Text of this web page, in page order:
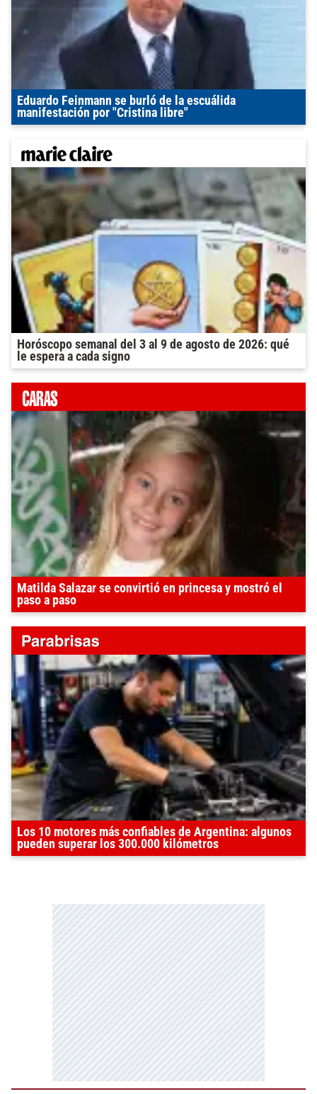
Eduardo Feinmann se burló de la escuálida
manifestación por "Cristina libre"
Horóscopo semanal del 3 al 9 de agosto de 2026: qué
le espera a cada signo
Matilda Salazar se convirtió en princesa y mostró el
paso a paso
Los 10 motores más confiables de Argentina: algunos
pueden superar los 300.000 kilómetros